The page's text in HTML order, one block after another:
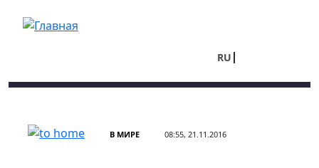
RU
В МИРЕ 08:55, 21.11.2016